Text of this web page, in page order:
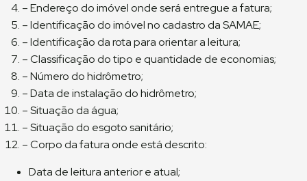
– Endereço do imóvel onde será entregue a fatura;
– Identificação do imóvel no cadastro da SAMAE;
– Identificação da rota para orientar a leitura;
– Classificação do tipo e quantidade de economias;
– Número do hidrômetro;
– Data de instalação do hidrômetro;
– Situação da água;
– Situação do esgoto sanitário;
– Corpo da fatura onde está descrito:
Data de leitura anterior e atual;